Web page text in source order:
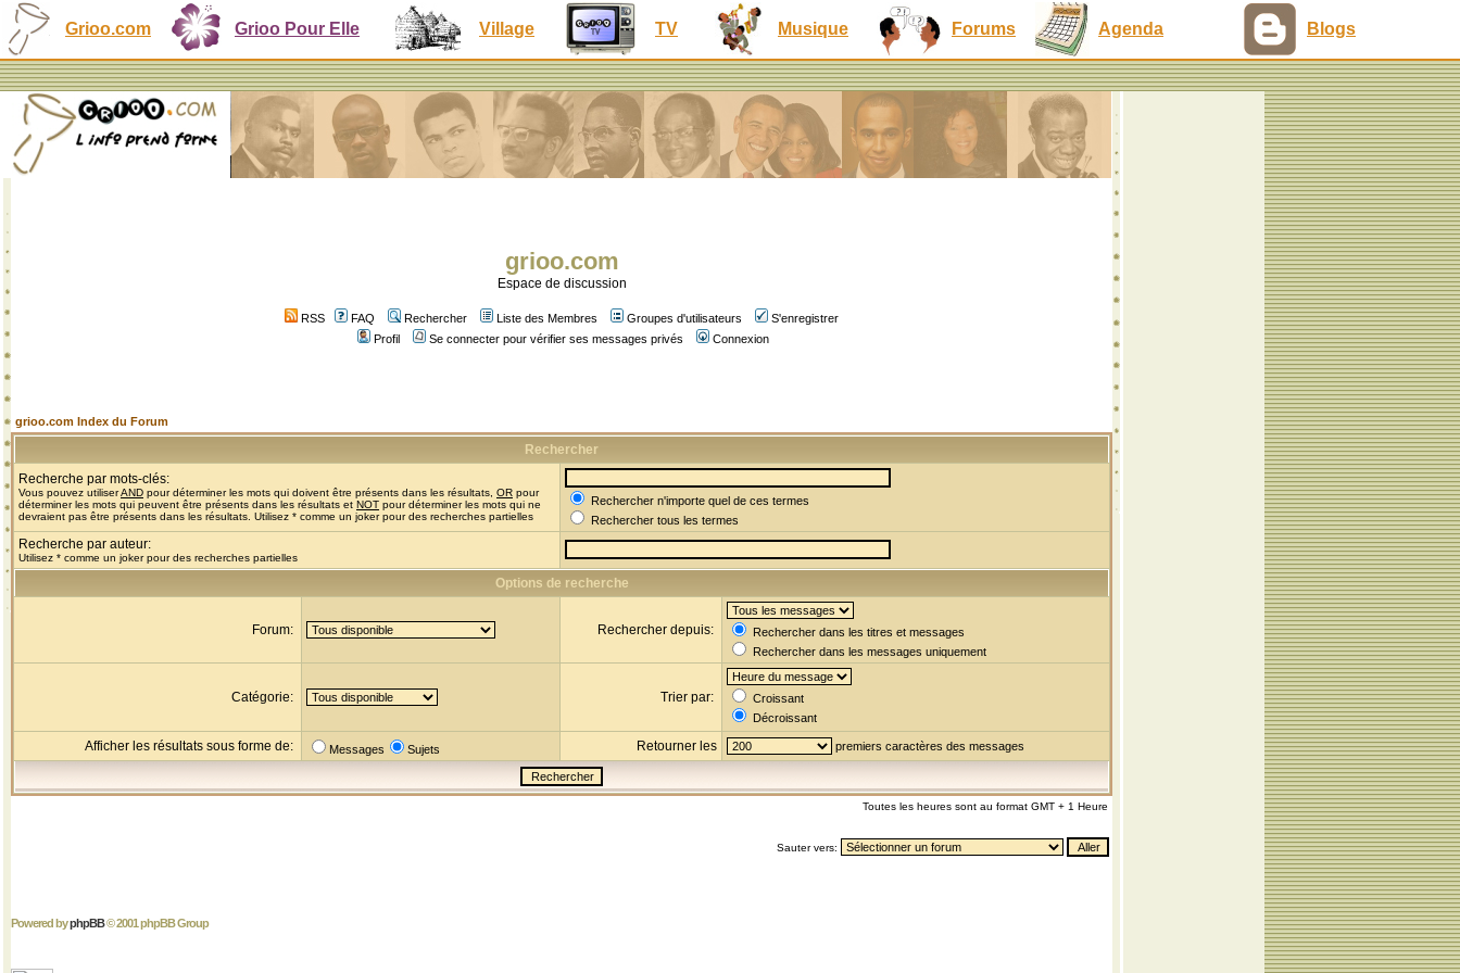
Grioo.com Grioo Pour Elle Village TV Musique Forums Agenda Blogs
grioo.com
Espace de discussion
RSS FAQ Rechercher Liste des Membres Groupes d'utilisateurs
S'enregistrer
Profil
Se connecter pour vérifier ses messages privés Connexion
grioo.com Index du Forum
Rechercher
Recherche par mots-clés:
Vous pouvez utiliserAND pour déterminer les mots qui doivent être présents dans les résultats, OR pour
déterminer les mots qui peuvent être présents dans les résultats et NOT pour déterminer les mots qui ne
devraient pas être présents dans les résultats. Utilisez * comme un joker pour des recherches partielles
Rechercher n'importe quel de ces termes
Rechercher tous les termes
Recherche par auteur:
Utilisez * comme un joker pour des recherches partielles
Options de recherche
Forum: Rechercher depuis:
Rechercher dans les titres et messages
Rechercher dans les messages uniquement
Catégorie: Trier par:
Croissant
Décroissant
Afficher les résultats sous forme de: Messages Sujets Retourner les premiers caractères des messages
Toutes les heures sont au format GMT + 1 Heure
Sauter vers:
Powered byphpBB© 2001 phpBB Group